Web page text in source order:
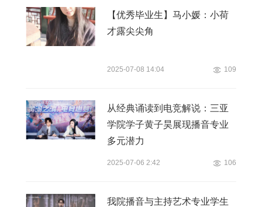
【优秀毕业生】马小媛：小荷
才露尖尖角
2025-07-08 14:04 109
从经典诵读到电竞解说：三亚
学院学子黄子昊展现播音专业
多元潜力
2025-07-06 2:42 106
我院播音与主持艺术专业学生